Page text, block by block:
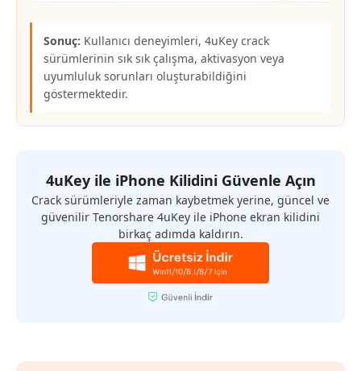
Sonuç: Kullanıcı deneyimleri, 4uKey crack
sürümlerinin sık sık çalışma, aktivasyon veya
uyumluluk sorunları oluşturabildiğini
göstermektedir.
4uKey ile iPhone Kilidini Güvenle Açın
Crack sürümleriyle zaman kaybetmek yerine, güncel ve
güvenilir Tenorshare 4uKey ile iPhone ekran kilidini
birkaç adımda kaldırın.